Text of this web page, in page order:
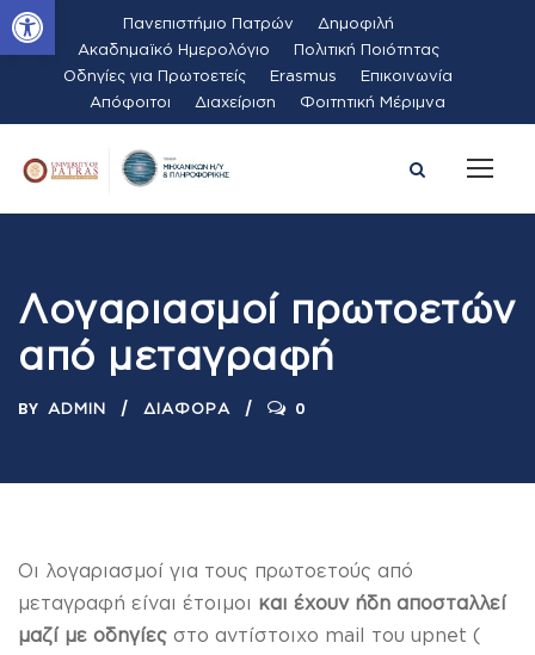
Ανοίξτε τη γραμμή εργαλείων Πανεπιστήμιο Πατρών
Δημοφιλή
Ακαδημαϊκό Ημερολόγιο
Πολιτική Ποιότητας
Οδηγίες για Πρωτοετείς
Erasmus
Επικοινωνία
Απόφοιτοι
Διαχείριση Φοιτητική Μέριμνα
Λογαριασμοί πρωτοετών
από μεταγραφή
BY ADMIN ΔΙΆΦΟΡΑ 0
Οι λογαριασμοί για τους πρωτοετούς από
μεταγραφή είναι έτοιμοι και έχουν ήδη αποσταλλεί
μαζί με οδηγίες στο αντίστοιχο mail του upnet (